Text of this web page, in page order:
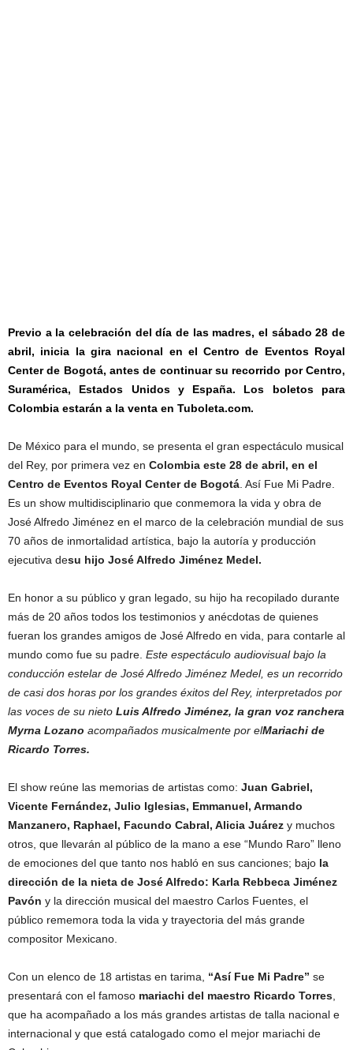
Previo a la celebración del día de las madres, el sábado 28 de
abril, inicia la gira nacional en el Centro de Eventos Royal
Center de Bogotá, antes de continuar su recorrido por Centro,
Suramérica, Estados Unidos y España. Los boletos para
Colombia estarán a la venta en Tuboleta.com.
De México para el mundo, se presenta el gran espectáculo musical
del Rey, por primera vez en Colombia este 28 de abril, en el
Centro de Eventos Royal Center de Bogotá . Así Fue Mi Padre.
Es un show multidisciplinario que conmemora la vida y obra de
José Alfredo Jiménez en el marco de la celebración mundial de sus
70 años de inmortalidad artística, bajo la autoría y producción
ejecutiva desu hijo José Alfredo Jiménez Medel.
En honor a su público y gran legado, su hijo ha recopilado durante
más de 20 años todos los testimonios y anécdotas de quienes
fueran los grandes amigos de José Alfredo en vida, para contarle al
mundo como fue su padre. Este espectáculo audiovisual bajo la
conducción estelar de José Alfredo Jiménez Medel, es un recorrido
de casi dos horas por los grandes éxitos del Rey, interpretados por
las voces de su nieto Luis Alfredo Jiménez, la gran voz ranchera
Myrna Lozano acompañados musicalmente por elMariachi de
Ricardo Torres.
El show reúne las memorias de artistas como: Juan Gabriel,
Vicente Fernández, Julio Iglesias, Emmanuel, Armando
Manzanero, Raphael, Facundo Cabral, Alicia Juárez y muchos
otros, que llevarán al público de la mano a ese “Mundo Raro” lleno
de emociones del que tanto nos habló en sus canciones; bajo la
dirección de la nieta de José Alfredo: Karla Rebbeca Jiménez
Pavón y la dirección musical del maestro Carlos Fuentes, el
público rememora toda la vida y trayectoria del más grande
compositor Mexicano.
Con un elenco de 18 artistas en tarima, “Así Fue Mi Padre” se
presentará con el famoso mariachi del maestro Ricardo Torres
que ha acompañado a los más grandes artistas de talla nacional e
internacional y que está catalogado como el mejor mariachi de